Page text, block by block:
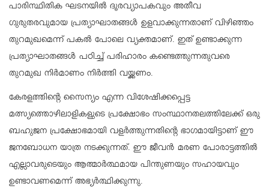
പാരിസ്ഥിതിക ഘടനയിൽ ദൂരവ്യാപകവും അതീവ
ഗുരുതരവുമായ പ്രത്യാഘാതങ്ങൾ ഉളവാക്കുന്നതാണ് വിഴിഞ്ഞം
തുറമുഖമെന്ന് പകൽ പോലെ വ്യക്തമാണ്. ഇത് ഉണ്ടാക്കുന്ന
പ്രത്യാഘാതങ്ങൾ പഠിച്ച് പരിഹാരം കണ്ടെത്തുന്നതുവരെ
തുറമുഖ നിർമാണം നിർത്തി വയ്ക്കണം.
കേരളത്തിന്റെ സൈന്യം എന്ന വിശേഷിക്കപ്പെട്ട
മത്സ്യത്തൊഴിലാളികളുടെ പ്രക്ഷോഭം സംസ്ഥാനതലത്തിലേക്ക് ഒരു
ബഹുജന പ്രക്ഷോഭമായി വളർത്തുന്നതിന്റെ ഭാഗമായിട്ടാണ് ഈ
ജനബോധന യാത്ര നടക്കുന്നത്. ഈ ജീവൻ മരണ പോരാട്ടത്തിൽ
എല്ലാവരുടെയും ആത്മാർത്ഥമായ പിന്തുണയും സഹായവും
ഉണ്ടാവണമെന്ന് അഭ്യർത്ഥിക്കുന്നു.